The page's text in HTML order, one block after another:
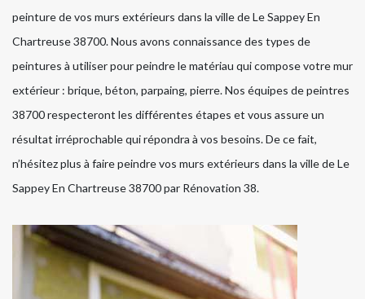
peinture de vos murs extérieurs dans la ville de Le Sappey En
Chartreuse 38700. Nous avons connaissance des types de
peintures à utiliser pour peindre le matériau qui compose votre mur
extérieur : brique, béton, parpaing, pierre. Nos équipes de peintres
38700 respecteront les différentes étapes et vous assure un
résultat irréprochable qui répondra à vos besoins. De ce fait,
n’hésitez plus à faire peindre vos murs extérieurs dans la ville de Le
Sappey En Chartreuse 38700 par Rénovation 38.